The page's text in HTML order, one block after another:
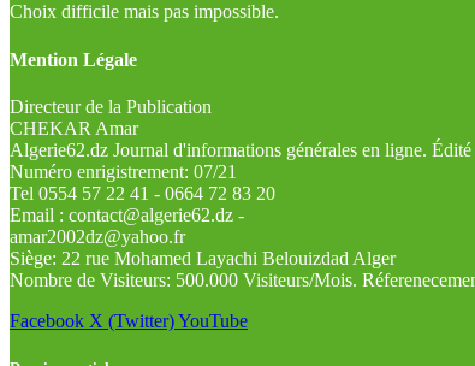
Choix difficile mais pas impossible.
Mention Légale
Directeur de la Publication
CHEKAR Amar
Algerie62.dz Journal d'informations générales en ligne.
Numéro enrigistrement: 07/21
Tel 0554 57 22 41 - 0664 72 83 20
Email : contact@algerie62.dz -
amar2002dz@yahoo.fr
Siège: 22 rue Mohamed Layachi Belouizdad Alger
Nombre de Visiteurs: 500.000 Visiteurs/Mois.
Facebook X (Twitter)YouTube